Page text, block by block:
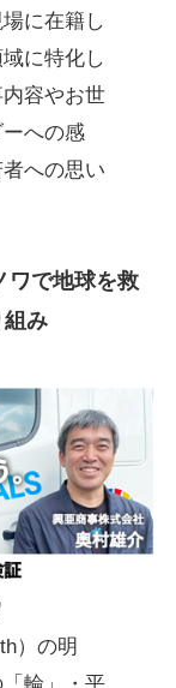
に在籍し
に特化し
容やお世
への感
への思い
ワで地球を救
組み
）の明
輪」・平